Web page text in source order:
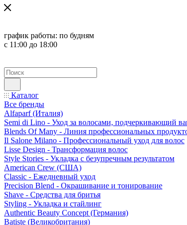
график работы: по будням
с 11:00 до 18:00
Каталог
Все бренды
Alfaparf (Италия)
Semi di Lino - Уход за волосами, подчеркивающий
Blends Of Many - Линия профессиональных
Il Salone Milano - Профессиональный уход для волос
Lisse Design - Трансформация волос
Style Stories - Укладка с безупречным результатом
American Crew (США)
Classic - Ежедневный уход
Precision Blend - Окрашивание и тонирование
Shave - Средства для бритья
Styling - Укладка и стайлинг
Authentic Beauty Concept (Германия)
Batiste (Великобритания)